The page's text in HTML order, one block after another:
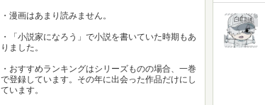
・漫画はあまり読みません。
・「小説家になろう」で小説を書いていた時期もあ
りました。
・おすすめランキングはシリーズものの場合、一巻
で登録しています。その年に出会った作品だけにし
ています。